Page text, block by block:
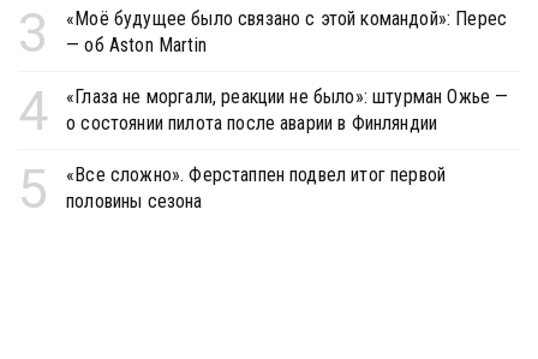
3
«Моё будущее было связано с этой командой»: Перес
— об Aston Martin
4
«Глаза не моргали, реакции не было»: штурман Ожье —
о состоянии пилота после аварии в Финляндии
5
«Все сложно». Ферстаппен подвел итог первой
половины сезона